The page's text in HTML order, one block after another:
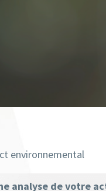
environnemental
analyse de votre